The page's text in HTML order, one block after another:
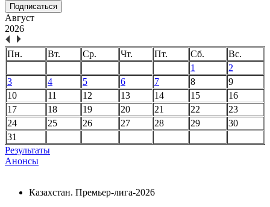
Подписаться
Август
2026
Пн. Вт. Ср. Чт. Пт. Сб.
Вс.
1
2
3
4 5 6 7 8
9
10
11 12 13 14 15
16
17
18 19 20 21 22
23
24
25 26 27 28 29
30
31
Результаты
Анонсы
Казахстан. Премьер-лига-2026